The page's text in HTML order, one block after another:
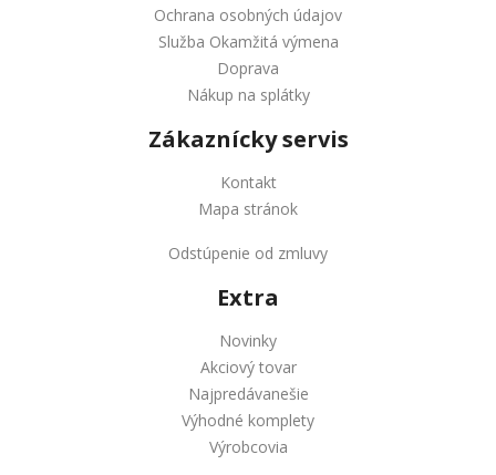
Ochrana osobných údajov
Služba Okamžitá výmena
Doprava
Nákup na splátky
Zákaznícky servis
Kontakt
Mapa stránok
Odstúpenie od zmluvy
Extra
Novinky
Akciový tovar
Najpredávanešie
Výhodné komplety
Výrobcovia